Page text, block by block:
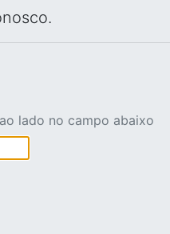
lado no campo abaixo